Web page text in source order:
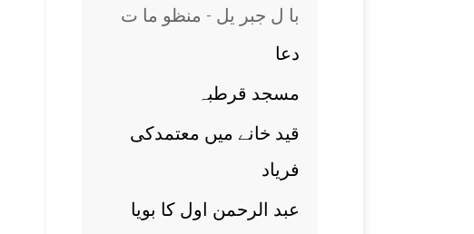
با ل جبر یل - منظو ما ت
دعا
مسجد قرطبہ
قيد خانے ميں معتمدکی
فرياد
عبد الرحمن اول کا بويا